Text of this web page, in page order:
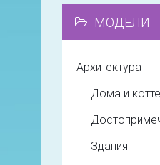
МОДЕЛИ
Архитектура
Дома и
Здания